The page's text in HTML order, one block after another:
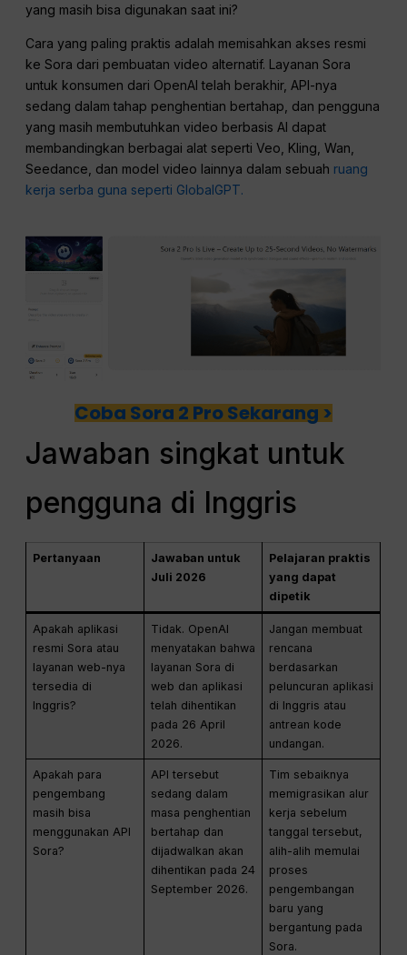
yang masih bisa digunakan saat ini?
Cara yang paling praktis adalah memisahkan akses resmi
ke Sora dari pembuatan video alternatif. Layanan Sora
untuk konsumen dari OpenAI telah berakhir, API-nya
sedang dalam tahap penghentian bertahap, dan pengguna
yang masih membutuhkan video berbasis AI dapat
membandingkan berbagai alat seperti Veo, Kling, Wan,
Seedance, dan model video lainnya dalam sebuah ruang
kerja serba guna seperti GlobalGPT.
Coba Sora 2 Pro Sekarang >
Jawaban singkat untuk
pengguna di Inggris
Pertanyaan
Jawaban untuk
Juli 2026
Pelajaran praktis
yang dapat
dipetik
Apakah aplikasi
resmi Sora atau
layanan web-nya
tersedia di
Inggris?
Tidak. OpenAI
menyatakan bahwa
layanan Sora di
web dan aplikasi
telah dihentikan
pada 26 April
2026.
Jangan membuat
rencana
berdasarkan
peluncuran aplikasi
di Inggris atau
antrean kode
undangan.
Apakah para
pengembang
masih bisa
menggunakan API
Sora?
API tersebut
sedang dalam
masa penghentian
bertahap dan
dijadwalkan akan
dihentikan pada 24
September 2026.
Tim sebaiknya
memigrasikan alur
kerja sebelum
tanggal tersebut,
alih-alih memulai
proses
pengembangan
baru yang
bergantung pada
Sora.